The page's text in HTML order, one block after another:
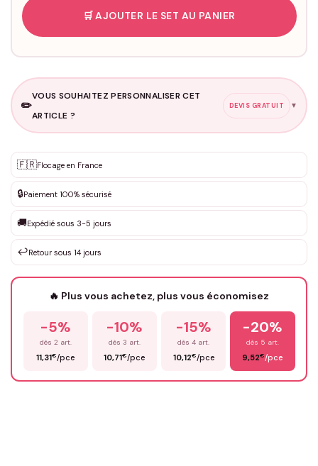
🛒 AJOUTER LE SET AU PANIER
✏️
VOUS SOUHAITEZ PERSONNALISER CET
ARTICLE ?
DEVIS GRATUIT ▼
✨ Personnalisation sur mesure
DEVIS GRATUIT · Personnalisation de 3 à 10€ selon la demande
Que souhaitez-vous ?*
Votre texte / idée*
Prénom*
🇫🇷Flocage en France
🔒Paiement 100% sécurisé
🚚Expédié sous 3-5 jours
↩️Retour sous 14 jours
🔥 Plus vous achetez, plus vous économisez
-5%
dès 2 art.
11,31€/pce
-10%
dès 3 art.
10,71€/pce
-15%
dès 4 art.
10,12€/pce
-20%
dès 5 art.
9,52€/pce